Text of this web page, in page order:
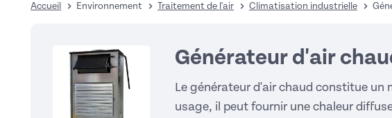
Accueil Environnement Traitement de l'air Climatisation industrielle
Générateur d'air
Le générateur d'air chaud constitue un
usage, il peut fournir une chaleur